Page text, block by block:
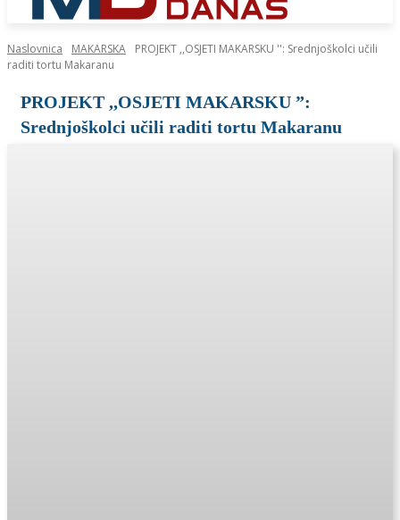
Naslovnica MAKARSKA
PROJEKT ,,OSJETI MAKARSKU '': Srednjoškolci učili
raditi tortu Makaranu
PROJEKT ,,OSJETI MAKARSKU ”:
Srednjoškolci učili raditi tortu Makaranu